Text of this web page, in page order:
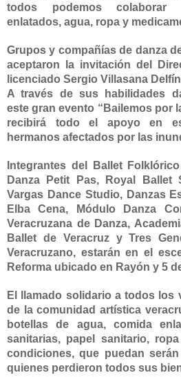
todos podemos colaborar
enlatados, agua, ropa y
Grupos y compañías de danza
aceptaron la invitación del
licenciado Sergio Villasana
A través de sus habilidades
este gran evento “Bailemos por
recibirá todo el apoyo en
hermanos afectados por las
Integrantes del Ballet
Danza Petit Pas, Royal Ballet
Vargas Dance Studio, Danzas
Elba Cena, Módulo Danza
Veracruzana de Danza,
Ballet de Veracruz y Tres
Veracruzano, estarán en el
Reforma ubicado en Rayón y 5
El llamado solidario a todos los
de la comunidad artística
botellas de agua, comida
sanitarias, papel sanitario,
condiciones, que puedan
quienes perdieron todos sus